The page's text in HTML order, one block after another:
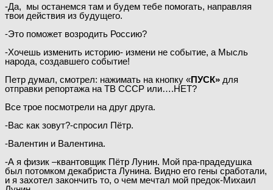
-Да, мы останемся там и будем тебе помогать, направляя
твои действия из будущего.
-Это поможет возродить Россию?
-Хочешь изменить историю- измени не событие, а Мысль
народа, создавшего событие!
Петр думал, смотрел: нажимать на кнопку «ПУСК» для
отправки репортажа на ТВ СССР или….НЕТ?
Все трое посмотрели на друг друга.
-Вас как зовут?-спросил Пётр.
-Валентин и Валентина.
-А я физик –квантовщик Пётр Лунин. Мой пра-прадедушка
был потомком декабриста Лунина. Видно его гены сработали,
и я захотел закончить то, о чем мечтал мой предок-Михаил